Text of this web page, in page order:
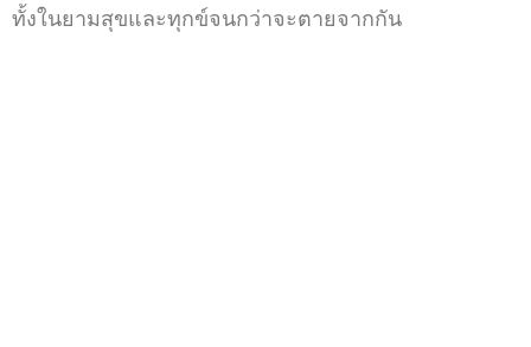
ทั้งในยามสุขและทุกข์จนกว่าจะตายจากกัน